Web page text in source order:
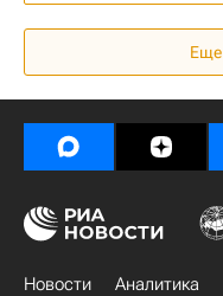
Инфраструктура
Еще
Новости Аналитика